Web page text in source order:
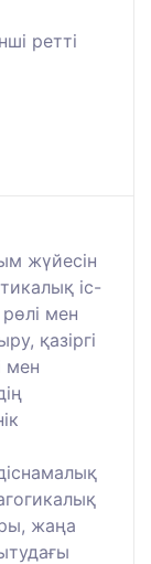
ретті
жүйесін
іс-
мен
қазіргі
мен
жаңа